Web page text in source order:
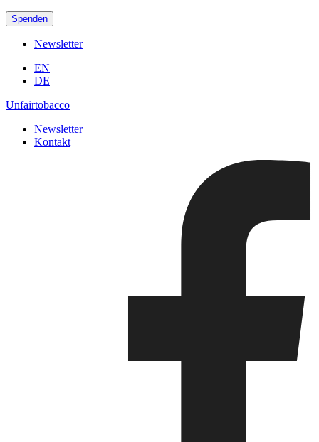
Spenden
Newsletter
EN
DE
Unfairtobacco
Newsletter
Kontakt